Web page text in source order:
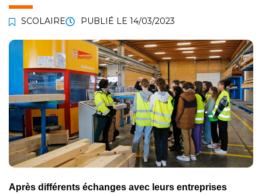
SCOLAIRE PUBLIÉ LE 14/03/2023
Après différents échanges avec leurs entreprises